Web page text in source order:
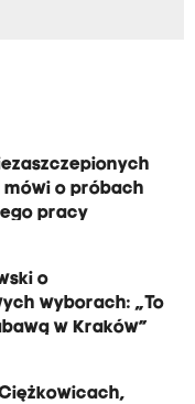
mówi o próbach
pracy
o
wyborach: „To
w Kraków”